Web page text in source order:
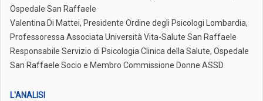
Ospedale San Raffaele
Valentina Di Mattei, Presidente Ordine degli Psicologi Lombardia,
Professoressa Associata Università Vita-Salute San Raffaele
Responsabile Servizio di Psicologia Clinica della Salute, Ospedale
San Raffaele Socio e Membro Commissione Donne ASSD
L'ANALISI